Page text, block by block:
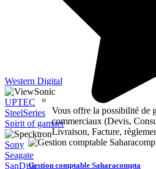
Vous offre la possibilité de
commerciaux (Devis,
Livraison, Facture,
Gestion comptable Saharacompta
Western Digital
UPTEC
SteelSeries
Spirit of gamaer
Sony
Seagate
SanDisk